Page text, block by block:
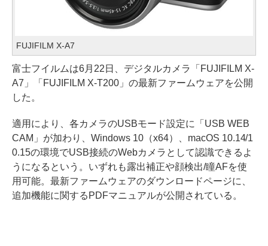
FUJIFILM X-A7
富士フイルムは6月22日、デジタルカメラ「FUJIFILM X-
A7」「FUJIFILM X-T200」の最新ファームウェアを公開
した。
適用により、各カメラのUSBモード設定に「USB WEB
CAM」が加わり、Windows 10（x64）、macOS 10.14/1
0.15の環境でUSB接続のWebカメラとして認識できるよ
うになるという。いずれも露出補正や顔検出/瞳AFを使
用可能。最新ファームウェアのダウンロードページに、
追加機能に関するPDFマニュアルが公開されている。